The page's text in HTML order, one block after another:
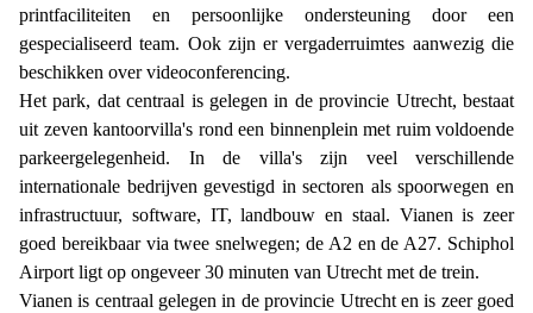
printfaciliteiten en persoonlijke ondersteuning door een
gespecialiseerd team. Ook zijn er vergaderruimtes aanwezig die
beschikken over videoconferencing.
Het park, dat centraal is gelegen in de provincie Utrecht, bestaat
uit zeven kantoorvilla's rond een binnenplein met ruim voldoende
parkeergelegenheid. In de villa's zijn veel verschillende
internationale bedrijven gevestigd in sectoren als spoorwegen en
infrastructuur, software, IT, landbouw en staal. Vianen is zeer
goed bereikbaar via twee snelwegen; de A2 en de A27. Schiphol
Airport ligt op ongeveer 30 minuten van Utrecht met de trein.
Vianen is centraal gelegen in de provincie Utrecht en is zeer goed